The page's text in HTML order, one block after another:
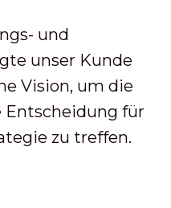
und
unser Kunde
Vision, um die
für
zu treffen.